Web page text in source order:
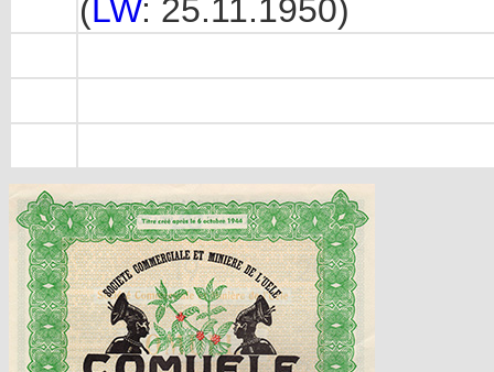
( LW: 25.11.1950)